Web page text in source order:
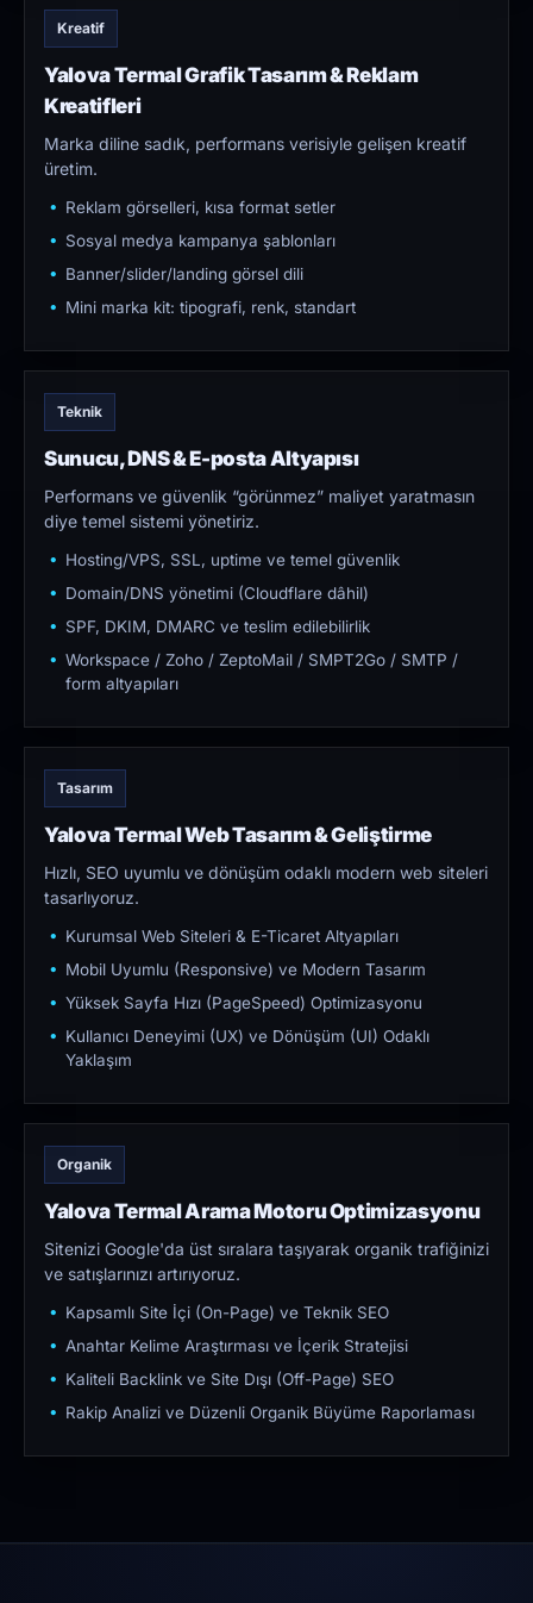
Kreatif
Yalova Termal Grafik Tasarım & Reklam
Kreatifleri
Marka diline sadık, performans verisiyle gelişen kreatif
üretim.
Reklam görselleri, kısa format setler
Sosyal medya kampanya şablonları
Banner/slider/landing görsel dili
Mini marka kit: tipografi, renk, standart
Teknik
Sunucu, DNS & E-posta Altyapısı
Performans ve güvenlik “görünmez” maliyet yaratmasın
diye temel sistemi yönetiriz.
Hosting/VPS, SSL, uptime ve temel güvenlik
Domain/DNS yönetimi (Cloudflare dâhil)
SPF, DKIM, DMARC ve teslim edilebilirlik
Workspace / Zoho / ZeptoMail / SMPT2Go / SMTP /
form altyapıları
Tasarım
Yalova Termal Web Tasarım & Geliştirme
Hızlı, SEO uyumlu ve dönüşüm odaklı modern web siteleri
tasarlıyoruz.
Kurumsal Web Siteleri & E-Ticaret Altyapıları
Mobil Uyumlu (Responsive) ve Modern Tasarım
Yüksek Sayfa Hızı (PageSpeed) Optimizasyonu
Kullanıcı Deneyimi (UX) ve Dönüşüm (UI) Odaklı
Yaklaşım
Organik
Yalova Termal Arama Motoru Optimizasyonu
Sitenizi Google'da üst sıralara taşıyarak organik trafiğinizi
ve satışlarınızı artırıyoruz.
Kapsamlı Site İçi (On-Page) ve Teknik SEO
Anahtar Kelime Araştırması ve İçerik Stratejisi
Kaliteli Backlink ve Site Dışı (Off-Page) SEO
Rakip Analizi ve Düzenli Organik Büyüme Raporlaması